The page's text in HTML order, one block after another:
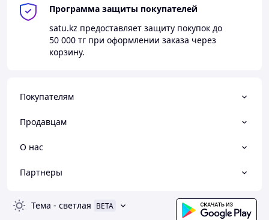
Программа защиты покупателей
satu.kz предоставляет защиту покупок до
50 000 тг при оформлении заказа через
корзину.
Покупателям
Продавцам
О нас
Партнеры
Тема - светлая BETA